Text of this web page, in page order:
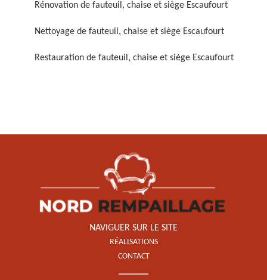
Rénovation de fauteuil, chaise et siège Escaufourt
Nettoyage de fauteuil, chaise et siège Escaufourt
Restauration de fauteuil, chaise et siège Escaufourt
NAVIGUER SUR LE SITE
RÉALISATIONS
CONTACT